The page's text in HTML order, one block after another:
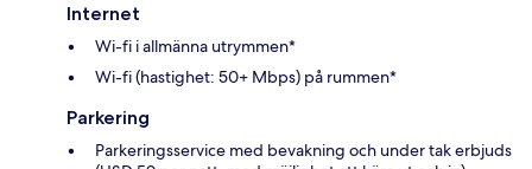
Internet
Wi-fi i allmänna utrymmen*
Wi-fi (hastighet: 50+ Mbps) på rummen*
Parkering
Parkeringsservice med bevakning och under tak erbjuds